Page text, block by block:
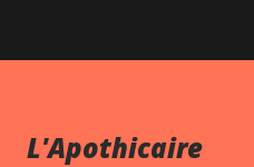
L'Apothicaire